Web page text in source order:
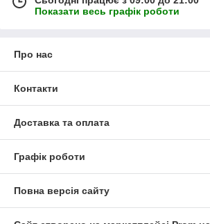
Показати весь графік роботи
Про нас
Контакти
Доставка та оплата
Графік роботи
Повна версія сайту